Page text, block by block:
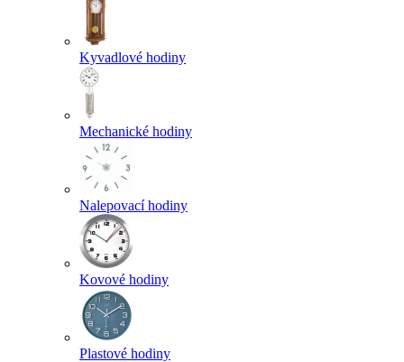
Kyvadlové hodiny
Mechanické hodiny
Nalepovací hodiny
Kovové hodiny
Plastové hodiny